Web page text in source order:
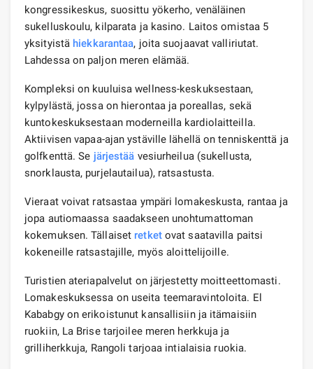
kongressikeskus, suosittu yökerho, venäläinen
sukelluskoulu, kilparata ja kasino. Laitos omistaa 5
yksityistä hiekkarantaa, joita suojaavat valliriutat.
Lahdessa on paljon meren elämää.
Kompleksi on kuuluisa wellness-keskuksestaan,
kylpylästä, jossa on hierontaa ja poreallas, sekä
kuntokeskuksestaan ​​moderneilla kardiolaitteilla.
Aktiivisen vapaa-ajan ystäville lähellä on tenniskenttä ja
golfkenttä. Se järjestää vesiurheilua (sukellusta,
snorklausta, purjelautailua), ratsastusta.
Vieraat voivat ratsastaa ympäri lomakeskusta, rantaa ja
jopa autiomaassa saadakseen unohtumattoman
kokemuksen. Tällaiset retketovat saatavilla paitsi
kokeneille ratsastajille, myös aloittelijoille.
Turistien ateriapalvelut on järjestetty moitteettomasti.
Lomakeskuksessa on useita teemaravintoloita. El
Kababgy on erikoistunut kansallisiin ja itämaisiin
ruokiin, La Brise tarjoilee meren herkkuja ja
grilliherkkuja, Rangoli tarjoaa intialaisia ​​ruokia.